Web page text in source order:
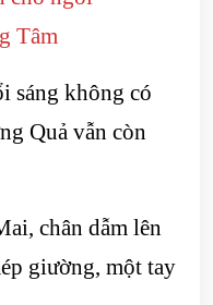
Tâm
sáng không có
Quả vẫn còn
chân dẫm lên
giường, một tay